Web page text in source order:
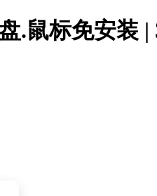
.鼠标免安装 |